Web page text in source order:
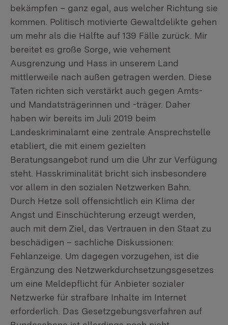
bekämpfen – ganz egal, aus welcher Richtung sie
kommen. Politisch motivierte Gewaltdelikte gehen
um mehr als die Hälfte auf 139 Fälle zurück. Mir
bereitet es große Sorge, wie vehement
Ausgrenzung und Hass in unserem Land
mittlerweile nach außen getragen werden. Diese
Taten richten sich verstärkt auch gegen Amts-
und Mandatsträgerinnen und -träger. Daher
haben wir bereits im Juli 2019 beim
Landeskriminalamt eine zentrale Ansprechstelle
etabliert, die mit einem gezielten
Beratungsangebot rund um die Uhr zur Verfügung
steht. Hasskriminalität bricht sich insbesondere
vor allem in den sozialen Netzwerken Bahn.
Durch Hetze soll offensichtlich ein Klima der
Angst und Einschüchterung erzeugt werden,
auch mit dem Ziel, das Vertrauen in den Staat zu
beschädigen – sachliche Diskussionen:
Fehlanzeige. Um dagegen vorzugehen, ist die
Ergänzung des Netzwerkdurchsetzungsgesetzes
um eine Meldepflicht für Anbieter sozialer
Netzwerke für strafbare Inhalte im Internet
erforderlich. Das Gesetzgebungsverfahren auf